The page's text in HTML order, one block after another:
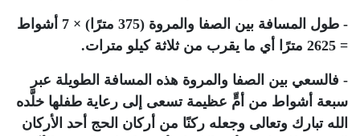
- طول المسافة بين الصفا والمروة (375 مترًا) × 7 أشواط
= 2625 مترًا أي ما يقرب من ثلاثة كيلو مترات.
- فالسعي بين الصفا والمروة هذه المسافة الطويلة عبر
سبعة أشواط من أمٍّ عظيمة تسعى إلى رعاية طفلها خلَّده
الله تبارك وتعالى وجعله ركنًا من أركان الحج أحد الأركان